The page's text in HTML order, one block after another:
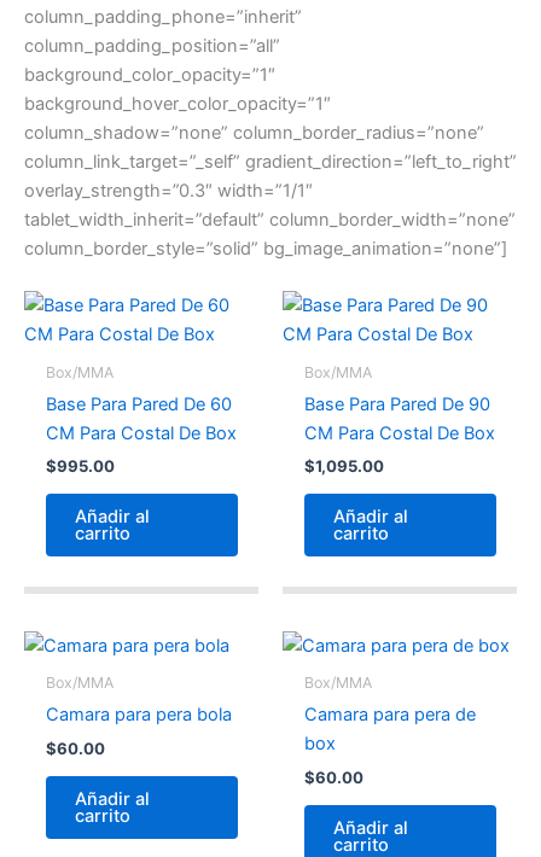
column_padding_phone=”inherit”
column_padding_position=”all”
background_color_opacity=”1″
background_hover_color_opacity=”1″
column_shadow=”none” column_border_radius=”none”
column_link_target=”_self” gradient_direction=”left_to_right”
overlay_strength=”0.3″ width=”1/1″
tablet_width_inherit=”default” column_border_width=”none”
column_border_style=”solid” bg_image_animation=”none”]
Box/MMA
Base Para Pared De 60
CM Para Costal De Box
$995.00
Añadir al
carrito
Box/MMA
Base Para Pared De 90
CM Para Costal De Box
$1,095.00
Añadir al
carrito
Box/MMA
Camara para pera bola
$60.00
Añadir al
carrito
Box/MMA
Camara para pera de
box
$60.00
Añadir al
carrito